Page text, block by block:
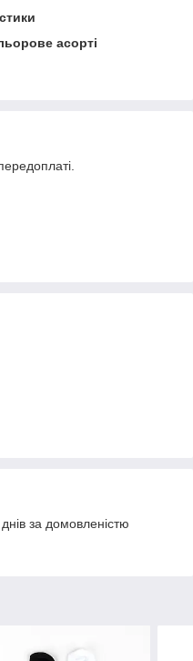
асорті
за домовленістю